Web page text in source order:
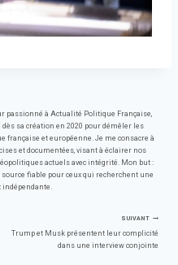
passionné à Actualité Politique Française,
sa création en 2020 pour démêler les
française et européenne. Je me consacre à
et documentées, visant à éclairer nos
actuels avec intégrité. Mon but :
fiable pour ceux qui recherchent une
SUIVANT
Trump et Musk présentent leur complicité
dans une interview conjointe